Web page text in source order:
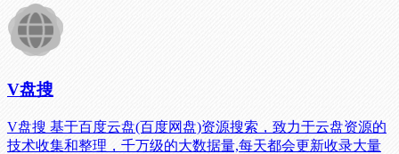
V盘搜
V盘搜 基于百度云盘(百度网盘)资源搜索，致力于云盘资源的
技术收集和整理，千万级的大数据量,每天都会更新收录大量